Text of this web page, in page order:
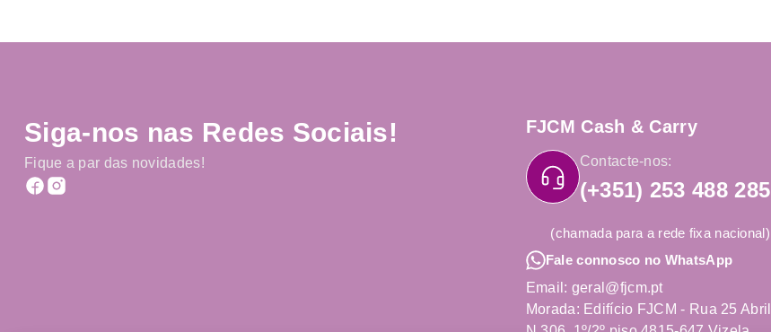
Siga-nos nas Redes Sociais!
Fique a par das novidades!
FJCM Cash & Carry
Contacte-nos:
(+351) 253 488 285
(chamada para a rede fixa nacional)
Fale connosco no WhatsApp
Email: geral@fjcm.pt
Morada: Edifício FJCM - Rua 25 Abril